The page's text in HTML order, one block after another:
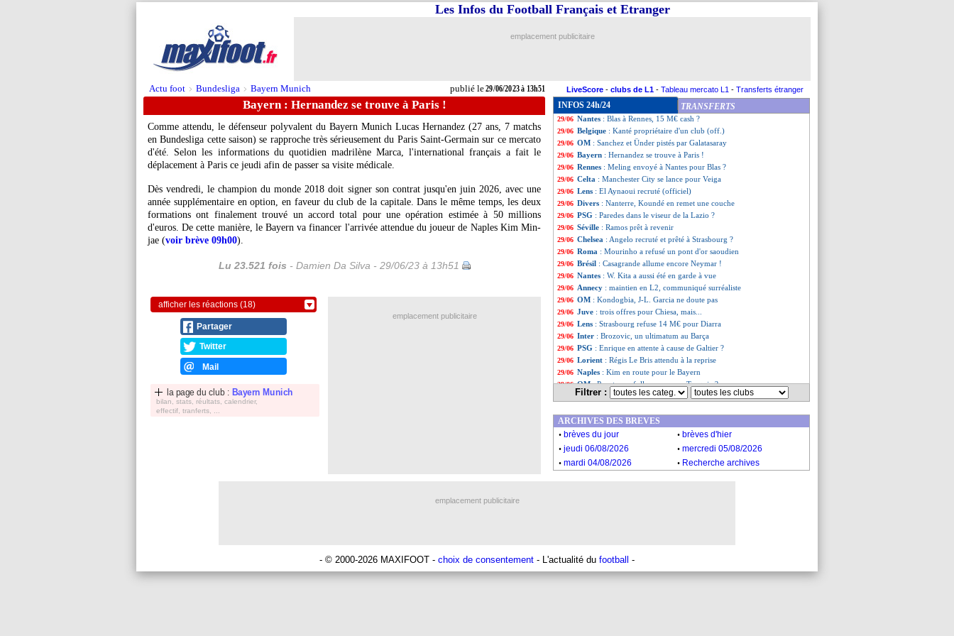
Actu foot > Bundesliga > Bayern Munich publié le29/06/2023 à 13h51
Les Infos du Football Français et Etranger
emplacement publicitaire
LiveScore - clubs de L1 - Tableau mercato L1 - Transferts étranger
Bayern : Hernandez se trouve à Paris !
Comme attendu, le défenseur polyvalent du Bayern Munich Lucas Hernandez (27 ans, 7 matchs
en Bundesliga cette saison) se rapproche très sérieusement du Paris Saint-Germain sur ce mercato
d'été. Selon les informations du quotidien madrilène Marca, l'international français a fait le
déplacement à Paris ce jeudi afin de passer sa visite médicale.
Dès vendredi, le champion du monde 2018 doit signer son contrat jusqu'en juin 2026, avec une
année supplémentaire en option, en faveur du club de la capitale. Dans le même temps, les deux
formations ont finalement trouvé un accord total pour une opération estimée à 50 millions
d'euros. De cette manière, le Bayern va financer l'arrivée attendue du joueur de Naples Kim Min-
jae (voir brève 09h00).
Lu 23.521 fois - Damien Da Silva - 29/06/23 à 13h51
afficher les réactions (18)
Partager
Twitter
Mail
la page du club : Bayern Munich
bilan, stats, réultats, calendrier,
effectif, tranferts, ...
INFOS 24h/24 TRANSFERTS
29/06 Lens: Morgan Guilavogui, c'est bouclé (off.)
29/06 Reims
29/06 Strasbourg: Vieira bientôt nommé !
29/06 Villarreal : Torres à Aston Villa, c'est sérieux
29/06 Nantes : Blas à Rennes, 15 M€ cash ?
29/06 Belgique : Kanté propriétaire d'un club (off.)
29/06 OM : Sanchez et Ünder pistés par Galatasaray
29/06 Bayern : Hernandez se trouve à Paris !
29/06 Rennes : Meling envoyé à Nantes pour Blas ?
29/06 Celta : Manchester City se lance pour Veiga
29/06 Lens : El Aynaoui recruté (officiel)
29/06 Divers : Nanterre, Koundé en remet une couche
29/06 PSG : Paredes dans le viseur de la Lazio ?
29/06 Séville : Ramos prêt à revenir
29/06 Chelsea : Angelo recruté et prêté à Strasbourg ?
29/06 Roma : Mourinho a refusé un pont d'or saoudien
29/06 Brésil : Casagrande allume encore Neymar !
29/06 Nantes : W. Kita a aussi été en garde à vue
29/06 Annecy : maintien en L2, communiqué surréaliste
29/06 OM : Kondogbia, J-L. Garcia ne doute pas
29/06 Juve : trois offres pour Chiesa, mais...
29/06 Lens : Strasbourg refuse 14 M€ pour Diarra
29/06 Inter : Brozovic, un ultimatum au Barça
29/06 PSG : Enrique en attente à cause de Galtier ?
29/06 Lorient : Régis Le Bris attendu à la reprise
29/06 Naples : Kim en route pour le Bayern
29/06 OM: Payet, une folle rumeur en Turquie ?
Inter Miami: Martino a été nommé (officiel)
... Liste des brèves du mar. 27 juin 2023
Filtrer :
emplacement publicitaire
ARCHIVES DES BREVES
. brèves du jour . brèves d'hier
. jeudi 06/08/2026 . mercredi 05/08/2026
. mardi 04/08/2026 . Recherche archives
emplacement publicitaire
- © 2000-2026 MAXIFOOT - choix de consentement - L'actualité du football -